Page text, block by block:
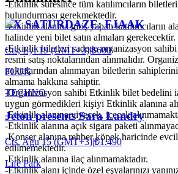
-Etkinlik süresince tüm katılımcıların
bulundurması gerekmektedir.
-Etkinlik alanına giriş yapan katılımcıların
halinde yeni bilet satın almaları gerekecektir.
-Etkinlik biletleri sadece organizasyon sahibi
resmi satış noktalarından alınmalıdır.
noktalarından alınmayan biletlerin
almama hakkına sahiptir.
-Organizasyon sahibi Etkinlik bilet bedelini
uygun görmedikleri kişiyi Etkinlik alanına
-Etkinlik alanına yiyecek, içecek
-Etkinlik alanına açık sigara paketi
-Konser alanına rehber köpek haricinde
edilmemektedir.
-Etkinlik alanına ilaç alınmamaktadır.
-Etkinlik alanı içinde özel eşyalarınızı
RX SATURDAZE: FJAAK
Cts, Eyl 19 (GMT+3)|₺600
FLUX
TECHNO
Jeton presents Sara Landry
Cts, Ağu 15 (GMT+3)|₺1.490
Life Park